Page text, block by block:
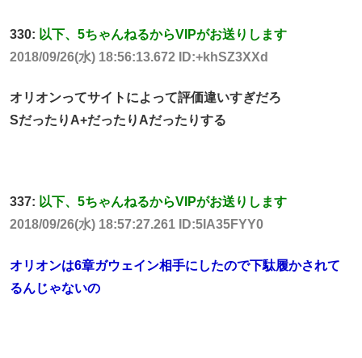
330: 以下、5ちゃんねるからVIPがお送りします
2018/09/26(水) 18:56:13.672 ID:+khSZ3XXd
オリオンってサイトによって評価違いすぎだろ
SだったりA+だったりAだったりする
337: 以下、5ちゃんねるからVIPがお送りします
2018/09/26(水) 18:57:27.261 ID:5IA35FYY0
オリオンは6章ガウェイン相手にしたので下駄履かされて
るんじゃないの